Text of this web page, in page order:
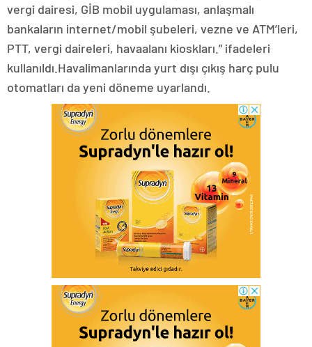
vergi dairesi, GİB mobil uygulaması, anlaşmalı
bankaların internet/mobil şubeleri, vezne ve ATM’leri,
PTT, vergi daireleri, havaalanı kioskları.” ifadeleri
kullanıldı.Havalimanlarında yurt dışı çıkış harç pulu
otomatları da yeni döneme uyarlandı.